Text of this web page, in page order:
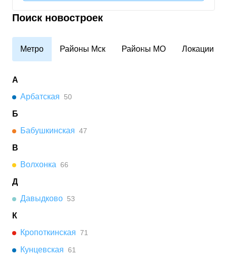
Поиск новостроек
Метро Районы Мск Районы МО Локации
А
Арбатская
50
Б
Бабушкинская 47
В
Волхонка 66
Д
Давыдково 53
К
Кропоткинская 71
Кунцевская 61